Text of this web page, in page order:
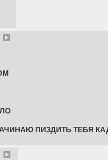
ПИЗДИТЬ ТЕБЯ